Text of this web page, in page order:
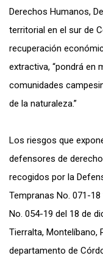
Derechos Humanos,
territorial en el sur de
recuperación
extractiva, “pondrá en
comunidades
de la naturaleza.”
Los riesgos que
defensores de
recogidos por la
Tempranas No. 071-
No. 054-19 del 18 de
Tierralta, Montelíbano,
departamento de